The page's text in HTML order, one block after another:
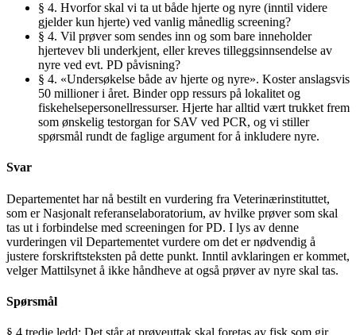
§ 4. Hvorfor skal vi ta ut både hjerte og nyre (inntil videre
gjelder kun hjerte) ved vanlig månedlig screening?
§ 4. Vil prøver som sendes inn og som bare inneholder
hjertevev bli underkjent, eller kreves tilleggsinnsendelse av
nyre ved evt. PD påvisning?
§ 4. «Undersøkelse både av hjerte og nyre». Koster anslagsvis
50 millioner i året. Binder opp ressurs på lokalitet og
fiskehelsepersonellressurser. Hjerte har alltid vært trukket frem
som ønskelig testorgan for SAV ved PCR, og vi stiller
spørsmål rundt de faglige argument for å inkludere nyre.
Svar
Departementet har nå bestilt en vurdering fra Veterinærinstituttet,
som er Nasjonalt referanselaboratorium, av hvilke prøver som skal
tas ut i forbindelse med screeningen for PD. I lys av denne
vurderingen vil Departementet vurdere om det er nødvendig å
justere forskriftsteksten på dette punkt. Inntil avklaringen er kommet,
velger Mattilsynet å ikke håndheve at også prøver av nyre skal tas.
Spørsmål